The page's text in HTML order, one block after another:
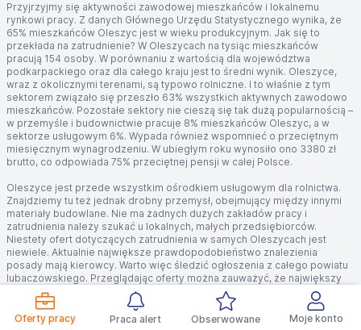
Oferty pracy Praca alert Obserwowane Moje konto
Przyjrzyjmy się aktywności zawodowej mieszkańców i lokalnemu
rynkowi pracy. Z danych Głównego Urzędu Statystycznego wynika, że
65% mieszkańców Oleszyc jest w wieku produkcyjnym. Jak się to
przekłada na zatrudnienie? W Oleszycach na tysiąc mieszkańców
pracują 154 osoby. W porównaniu z wartością dla województwa
podkarpackiego oraz dla całego kraju jest to średni wynik. Oleszyce,
wraz z okolicznymi terenami, są typowo rolniczne. I to właśnie z tym
sektorem związało się przeszło 63% wszystkich aktywnych zawodowo
mieszkańców. Pozostałe sektory nie cieszą się tak dużą popularnością –
w przemyśle i budownictwie pracuje 8% mieszkańców Oleszyc, a w
sektorze usługowym 6%. Wypada również wspomnieć o przeciętnym
miesięcznym wynagrodzeniu. W ubiegłym roku wynosiło ono 3380 zł
brutto, co odpowiada 75% przeciętnej pensji w całej Polsce.
Oleszyce jest przede wszystkim ośrodkiem usługowym dla rolnictwa.
Znajdziemy tu też jednak drobny przemysł, obejmujący między innymi
materiały budowlane. Nie ma żadnych dużych zakładów pracy i
zatrudnienia należy szukać u lokalnych, małych przedsiębiorców.
Niestety ofert dotyczących zatrudnienia w samych Oleszycach jest
niewiele. Aktualnie największe prawdopodobieństwo znalezienia
posady mają kierowcy. Warto więc śledzić ogłoszenia z całego powiatu
lubaczowskiego. Przeglądając oferty można zauważyć, że największy
deficyt występuje w branży budowlanej – brakuje zarówno specjalistów
chętnych do pracy na stanowiskach kierowniczych, jak również osób do
pracy fizycznej. Poszukiwani są między innymi inspektorzy nadzoru